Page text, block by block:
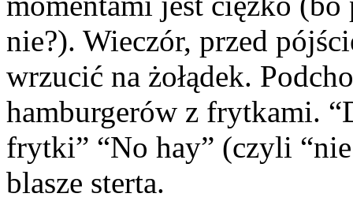
nie?). Wieczór, przed
wrzucić na żołądek.
hamburgerów z frytkami.
frytki” “No hay” (czyli
blasze sterta.